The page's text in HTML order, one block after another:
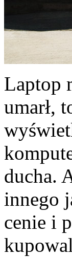
Laptop
umarł,
ducha.
innego
cenie i